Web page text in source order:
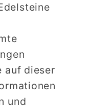
auf dieser
und